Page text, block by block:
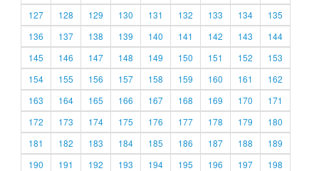
127
128 129 130 131 132 133 134
135
136
137 138 139 140 141 142 143
144
145
146 147 148 149 150 151 152
153
154
155 156 157 158 159 160 161
162
163
164 165 166 167 168 169 170
171
172
173 174 175 176 177 178 179
180
181
182 183 184 185 186 187 188
189
190
191 192 193 194 195 196 197
198